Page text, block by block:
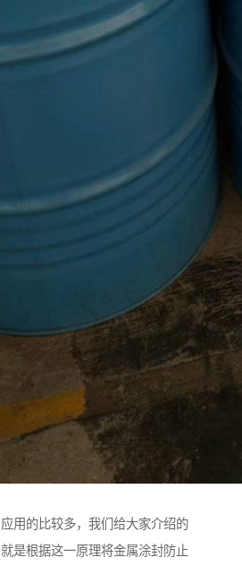
用的比较多，我们给大家介绍的
是根据这一原理将金属涂封防止